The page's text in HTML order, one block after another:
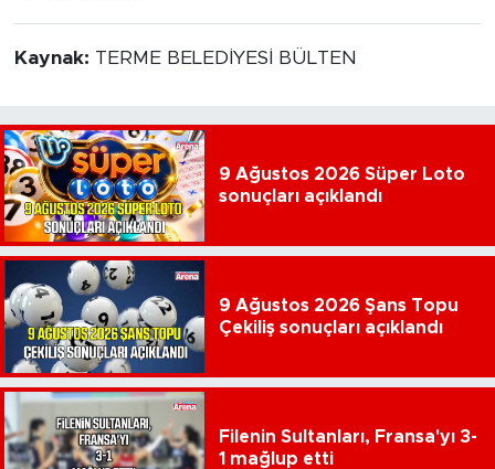
Kaynak: TERME BELEDİYESİ BÜLTEN
9 Ağustos 2026 Süper Loto
sonuçları açıklandı
9 Ağustos 2026 Şans Topu
Çekiliş sonuçları açıklandı
Filenin Sultanları, Fransa'yı 3-
1 mağlup etti